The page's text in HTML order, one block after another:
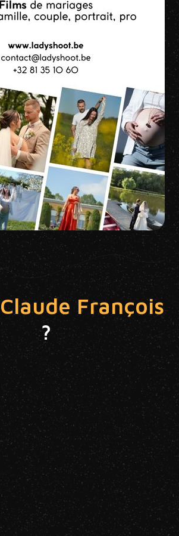
Claude François
?